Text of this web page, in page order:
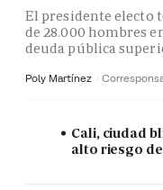
El presidente electo
de 28.000 hombres
deuda pública
Poly Martínez
Cali, ciudad
alto riesgo